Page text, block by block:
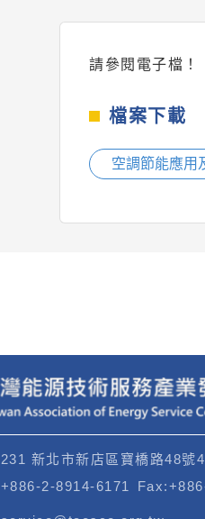
請參閱電子檔！
檔案下載
空調節能應用
231 新北市新店區寶橋路48號
+886-2-8914-6171
Fax: